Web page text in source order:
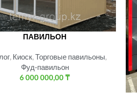
ПАВИЛЬОН
, Киоск,Торговые павильоны,
Фуд-павильон
6 000 000,00₸